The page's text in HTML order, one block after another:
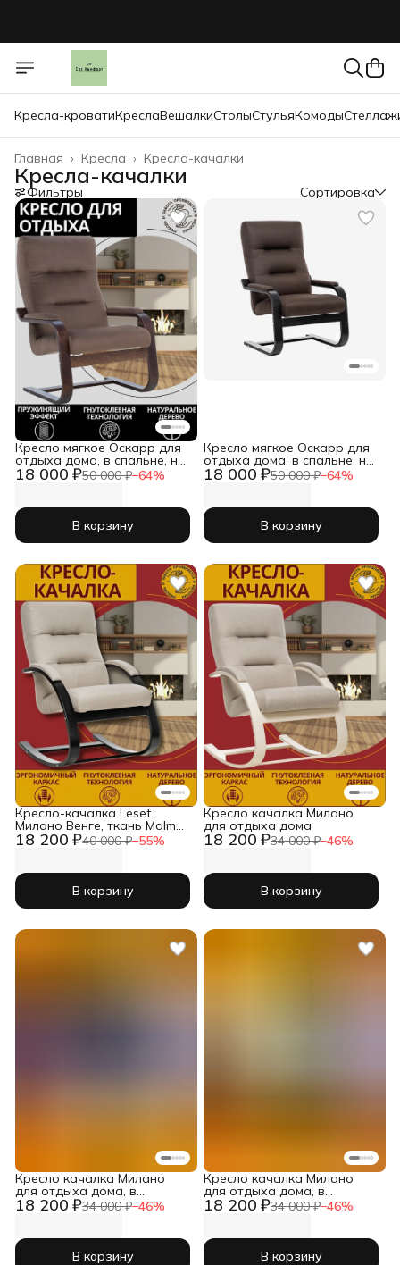
Кресла-кроватиКреслаВешалкиСтолыСтульяКомоды
Кресла-качалки
Кресла ›
Главная ›
Кресла-качалки
Фильтры Сортировка
18 000 ₽50 000 ₽−64%
Кресло мягкое Оскарр для
отдыха дома, в спальне, на
балконе, веранде, даче
В корзину
18 000 ₽50 000 ₽−64%
Кресло мягкое Оскарр для
отдыха дома, в спальне, на
балконе, веранде, даче
В корзину
18 200 ₽40 000 ₽−55%
Кресло-качалка Leset
Милано Венге, ткань Malmo
05
В корзину
18 200 ₽34 000 ₽−46%
Кресло качалка Милано
для отдыха дома
В корзину
18 200 ₽34 000 ₽−46%
Кресло качалка Милано
для отдыха дома, в
спальне, на балконе, даче,
веранде
В корзину
18 200 ₽34 000 ₽−46%
Кресло качалка Милано
для отдыха дома, в
спальне, на балконе, даче,
веранде
В корзину